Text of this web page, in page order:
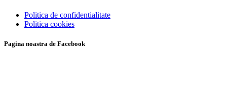
Politica de confidentialitate
Politica cookies
Pagina noastra de Facebook